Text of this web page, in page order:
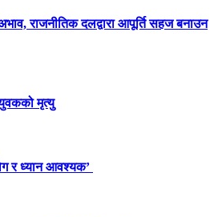
राजनीतिक दलद्वारा आपूर्ति सहज बनाउन
मृत्यु
र ध्यान आवश्यक’